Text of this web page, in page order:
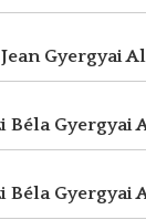
Gyergyai
Béla Gyergyai
Béla Gyergyai